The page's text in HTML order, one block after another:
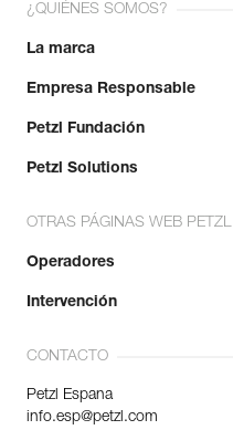
¿QUIÉNES SOMOS?
La marca
Empresa Responsable
Petzl Fundación
Petzl Solutions
OTRAS PÁGINAS WEB PETZL
Operadores
Intervención
CONTACTO
Petzl Espana
info.esp@petzl.com